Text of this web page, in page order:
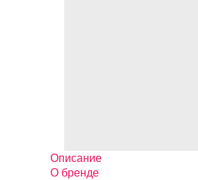
Описание
О бренде